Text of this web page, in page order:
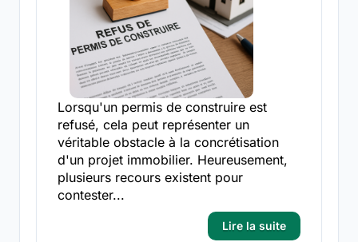
Lorsqu'un permis de construire est
refusé, cela peut représenter un
véritable obstacle à la concrétisation
d'un projet immobilier. Heureusement,
plusieurs recours existent pour
contester...
Lire la suite